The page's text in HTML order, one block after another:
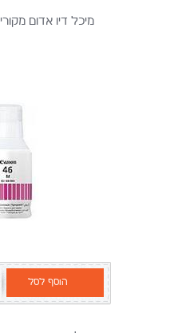
מיכל דיו אדום מקורי CANON GI46 M
הוסף לסל